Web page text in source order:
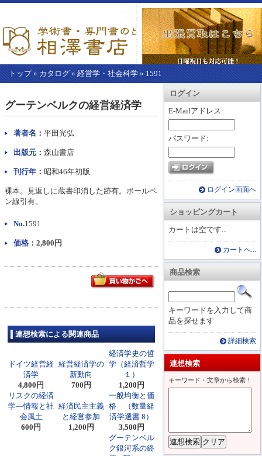
トップ» カタログ » 経営学・社会科学 » 1591
カートを見る
ログイン
E-Mailアドレス:
パスワード:
ログイン画面へ
ショッピングカート
カートは空です...
カートへ...
商品検索
キーワードを入力して商
品を探せます
詳細検索
連想検索
キーワード・文章から検索！
こ
か
本
グーテンベルクの経営経済学
著者名： 平田光弘
出版元： 森山書店
刊行年： 昭和46年初版
裸本。見返しに蔵書印消した跡有。ボールペ
ン線引有。
No.1591
価格： 2,800円
連想検索による関連商品
ドイツ経営経
済学
4,800円
経営経済学の
新動向
700円
経済学史の哲
学（経済哲学
１）
1,200円
リスクの経済
学―情報と社
会風土
600円
経済民主主義
と経営参加
1,200円
一般均衡と価
格 （数量経
済学選書 8）
3,500円
グーテンベル
ク銀河系の終